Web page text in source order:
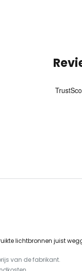
lichtbronnen juist
van de fabrikant.